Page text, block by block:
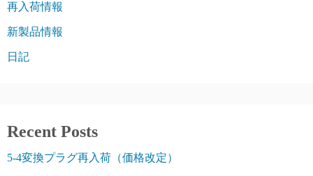
再入荷情報
新製品情報
日記
Recent Posts
5-4変換プラグ再入荷（価格改定）